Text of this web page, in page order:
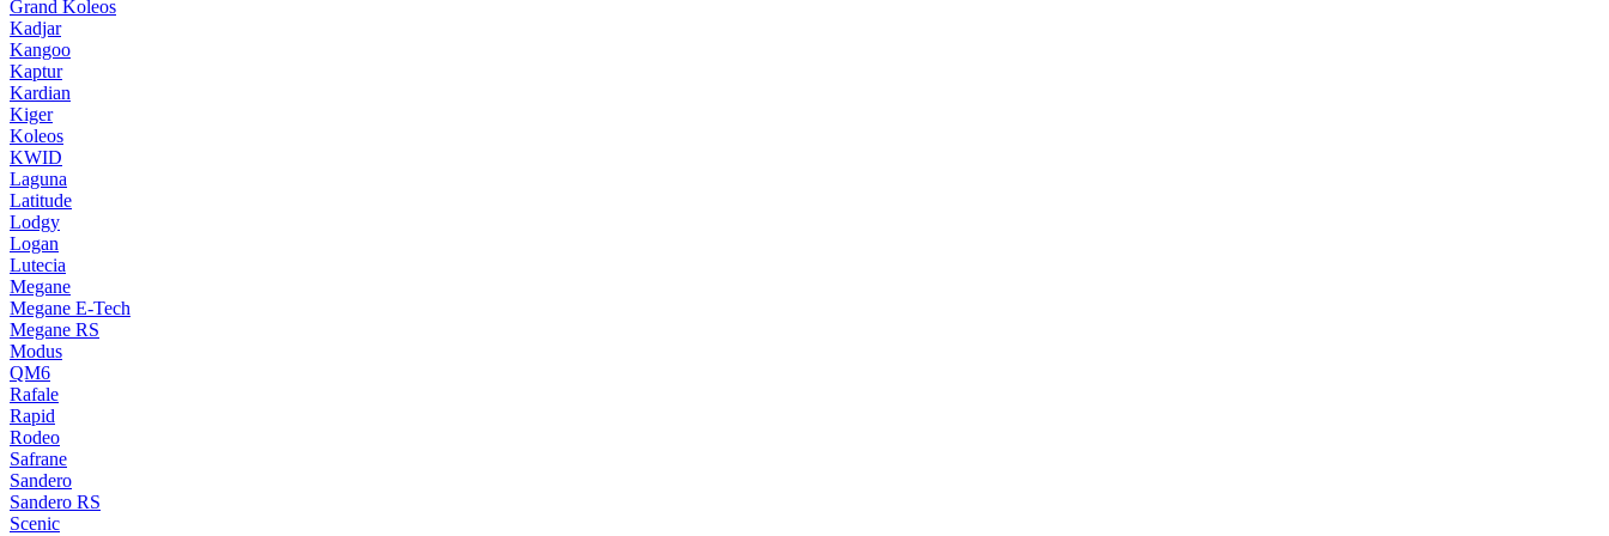
Grand Koleos
Kadjar
Kangoo
Kaptur
Kardian
Kiger
Koleos
KWID
Laguna
Latitude
Lodgy
Logan
Lutecia
Megane
Megane E-Tech
Megane RS
Modus
QM6
Rafale
Rapid
Rodeo
Safrane
Sandero
Sandero RS
Scenic